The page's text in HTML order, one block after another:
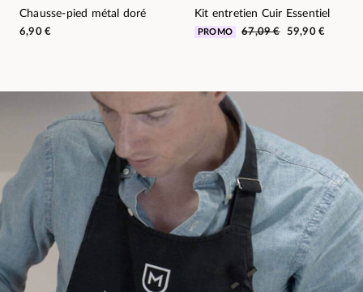
Chausse-pied métal doré
6,90 €
Kit entretien Cuir Essentiel
PROMO 67,09 € 59,90 €